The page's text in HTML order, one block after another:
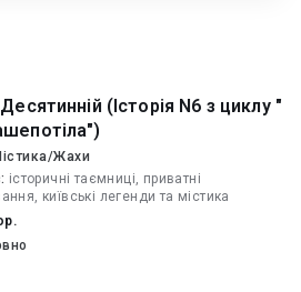
(Історія N6 з циклу "
Жахи
історичні таємниці, приватні
київські легенди та містика